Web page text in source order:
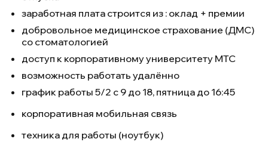
заработная плата строится из : оклад + премии
добровольное медицинское страхование (ДМС)
со стоматологией
доступ к корпоративному университету МТС
возможность работать удалённо
график работы 5/2 с 9 до 18, пятница до 16:45
корпоративная мобильная связь
техника для работы (ноутбук)